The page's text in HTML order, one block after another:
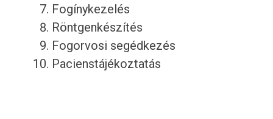
Fogínykezelés
Röntgenkészítés
Fogorvosi segédkezés
Pacienstájékoztatás